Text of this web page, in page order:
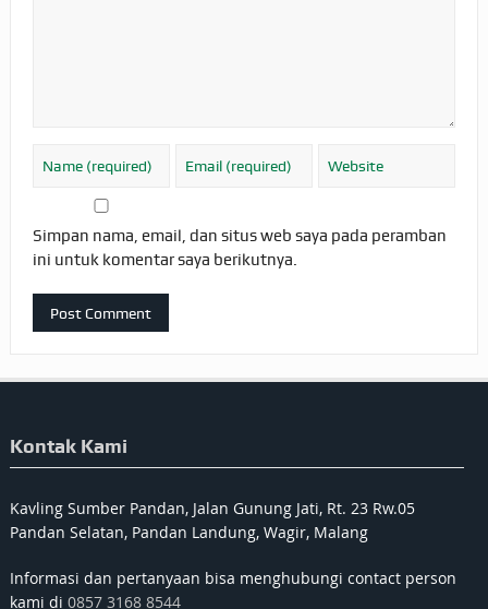
Simpan nama, email, dan situs web saya pada peramban
ini untuk komentar saya berikutnya.
Kontak Kami
Kavling Sumber Pandan, Jalan Gunung Jati, Rt. 23 Rw.05
Pandan Selatan, Pandan Landung, Wagir, Malang
Informasi dan pertanyaan bisa menghubungi contact person
kami di 0857 3168 8544